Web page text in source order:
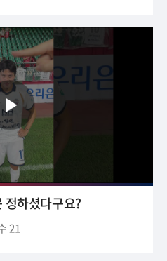
정하셨다구요?
21